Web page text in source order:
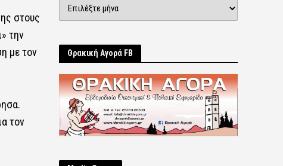
στους
την
με τον
τον
Θρακική Αγορά FB